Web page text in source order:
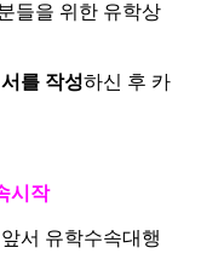
들을 위한 유학상
를 작성하신 후 카
시작
서 유학수속대행